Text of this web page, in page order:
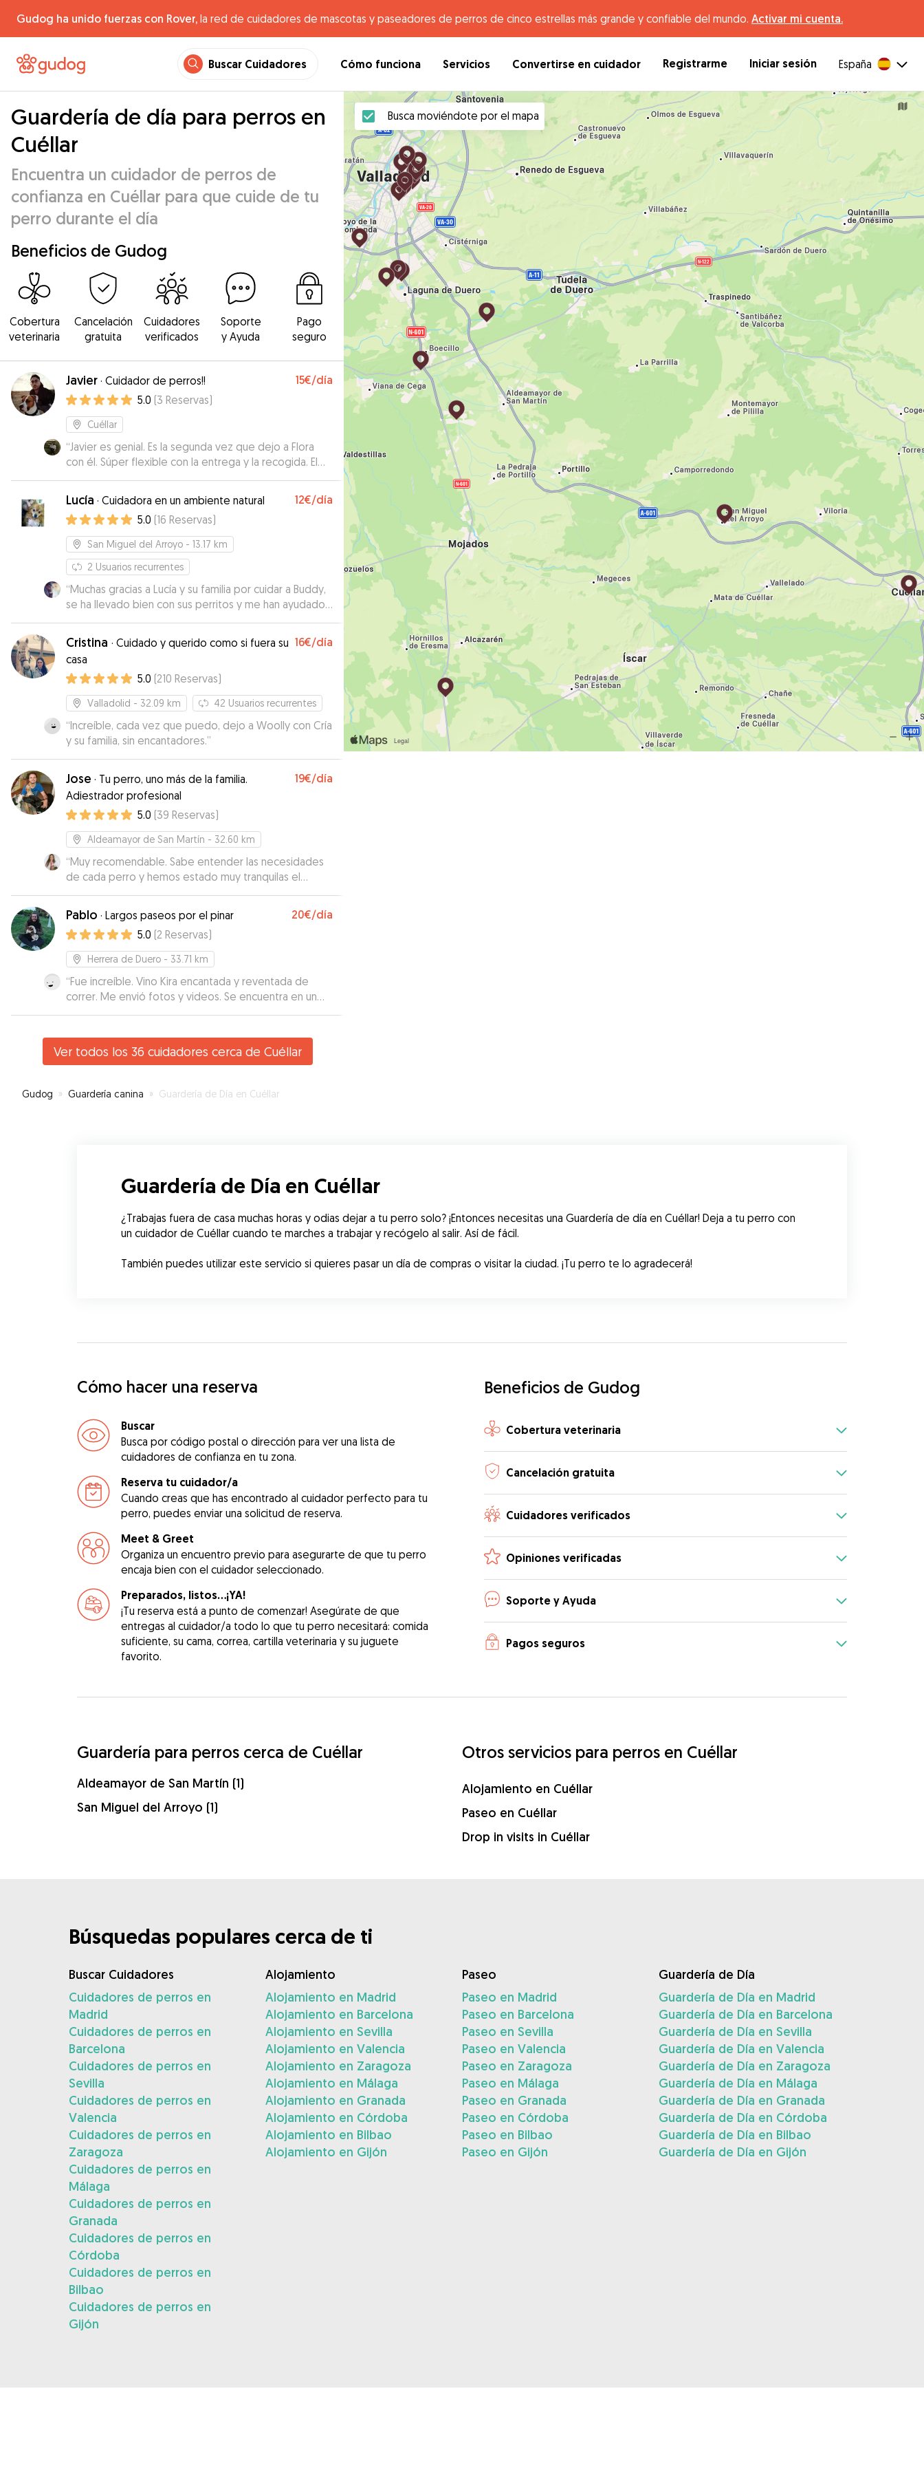
Gudog ha unido fuerzas con Rover, la red de cuidadores de mascotas y paseadores de perros de cinco estrellas más grande y confiable del mundo. Activar mi cuenta.
Buscar Cuidadores Cómo funciona Servicios Convertirse en cuidador Registrarme Iniciar sesión España
Guardería de día para perros en
Cuéllar
Encuentra un cuidador de perros de
confianza en Cuéllar para que cuide de tu
perro durante el día
Beneficios de Gudog
Cobertura
veterinaria
Cancelación
gratuita
Cuidadores
verificados
Soporte
y Ayuda
Pago
seguro
Javier · Cuidador de perros!! 15€/día
5.0 (3 Reservas)
Cuéllar
“Javier es genial. Es la segunda vez que dejo a Flora
con él. Súper flexible con la entrega y la recogida. El
segundo día ya Flora se iba con él sin problemas!”
Lucía · Cuidadora en un ambiente natural 12€/día
5.0 (16 Reservas)
San Miguel del Arroyo - 13.17 km
2 Usuarios recurrentes
“Muchas gracias a Lucía y su familia por cuidar a Buddy,
se ha llevado bien con sus perritos y me han ayudado
con la gestión de buddy y su gatito asiq contenta,
repetiremos!
Cristina · Cuidado y querido como si fuera su
casa
16€/día
5.0 (210 Reservas)
Valladolid - 32.09 km 42 Usuarios recurrentes
“Increíble, cada vez que puedo, dejo a Woolly con Cría
y su familia, sin encantadores.”
Jose · Tu perro, uno más de la familia.
Adiestrador profesional
19€/día
5.0 (39 Reservas)
Aldeamayor de San Martín - 32.60 km
“Muy recomendable. Sabe entender las necesidades
de cada perro y hemos estado muy tranquilas el
tiempo que nuestros perros han estado con él ya que
además te mantiene informada. Los perros han vuelto
agotados de tanto jugar.”
Pablo · Largos paseos por el pinar 20€/día
5.0 (2 Reservas)
Herrera de Duero - 33.71 km
“Fue increíble. Vino Kira encantada y reventada de
correr. Me envió fotos y videos. Se encuentra en un
lugar maravilloso para que corran y jueguen los
Ver todos los 36 cuidadores cerca de Cuéllar
Gudog » Guardería canina » Guardería de Día en Cuéllar
Busca moviéndote por el mapa
Guardería de Día en Cuéllar
¿Trabajas fuera de casa muchas horas y odias dejar a tu perro solo? ¡Entonces necesitas una Guardería de día en Cuéllar! Deja a tu perro con
un cuidador de Cuéllar cuando te marches a trabajar y recógelo al salir. Así de fácil.
También puedes utilizar este servicio si quieres pasar un día de compras o visitar la ciudad. ¡Tu perro te lo agradecerá!
Cómo hacer una reserva
Buscar
Busca por código postal o dirección para ver una lista de
cuidadores de confianza en tu zona.
Reserva tu cuidador/a
Cuando creas que has encontrado al cuidador perfecto para tu
perro, puedes enviar una solicitud de reserva.
Meet & Greet
Organiza un encuentro previo para asegurarte de que tu perro
encaja bien con el cuidador seleccionado.
Preparados, listos...¡YA!
¡Tu reserva está a punto de comenzar! Asegúrate de que
entregas al cuidador/a todo lo que tu perro necesitará: comida
suficiente, su cama, correa, cartilla veterinaria y su juguete
favorito.
Beneficios de Gudog
Cobertura veterinaria
Cancelación gratuita
Cuidadores verificados
Opiniones verificadas
Soporte y Ayuda
Pagos seguros
Guardería para perros cerca de Cuéllar
Aldeamayor de San Martín (1)
San Miguel del Arroyo (1)
Otros servicios para perros en Cuéllar
Alojamiento en Cuéllar
Paseo en Cuéllar
Drop in visits in Cuéllar
Búsquedas populares cerca de ti
Buscar Cuidadores
Cuidadores de perros en
Madrid
Cuidadores de perros en
Barcelona
Cuidadores de perros en
Sevilla
Cuidadores de perros en
Valencia
Cuidadores de perros en
Zaragoza
Cuidadores de perros en
Málaga
Cuidadores de perros en
Granada
Cuidadores de perros en
Córdoba
Cuidadores de perros en
Bilbao
Cuidadores de perros en
Gijón
Alojamiento
Alojamiento en Madrid
Alojamiento en Barcelona
Alojamiento en Sevilla
Alojamiento en Valencia
Alojamiento en Zaragoza
Alojamiento en Málaga
Alojamiento en Granada
Alojamiento en Córdoba
Alojamiento en Bilbao
Alojamiento en Gijón
Paseo
Paseo en Madrid
Paseo en Barcelona
Paseo en Sevilla
Paseo en Valencia
Paseo en Zaragoza
Paseo en Málaga
Paseo en Granada
Paseo en Córdoba
Paseo en Bilbao
Paseo en Gijón
Guardería de Día
Guardería de Día en Madrid
Guardería de Día en Barcelona
Guardería de Día en Sevilla
Guardería de Día en Valencia
Guardería de Día en Zaragoza
Guardería de Día en Málaga
Guardería de Día en Granada
Guardería de Día en Córdoba
Guardería de Día en Bilbao
Guardería de Día en Gijón